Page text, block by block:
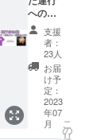
す。 ※
食品表
示に係
る情
報：画
像とし
て添
付。賞
味期限
は、常
温保存
ぷたを
存在感
たっぷ
りに飾
れま
す。弘
前市で
同窓生
が経営
する印
への参
加権(手
ぬぐ
い・T
シャ
ツ・懇
親会の
参加権
付き)】
あなた
支援
者：
23人
お届
け予
定：
2023
年07
月
こ
の
リ